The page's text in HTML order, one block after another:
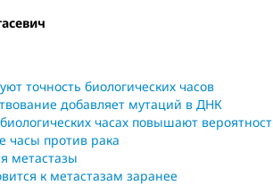
точность биологических часов
добавляет мутаций в ДНК
часах повышают
часы против рака
метастазы
к метастазам заранее